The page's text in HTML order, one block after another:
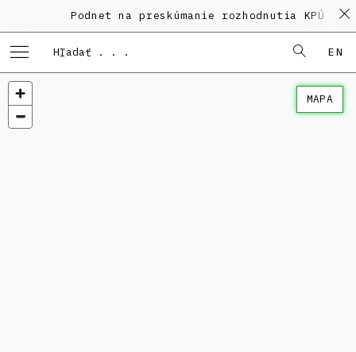
Podnet na preskúmanie rozhodnutia KPÚ
EN
MAPA